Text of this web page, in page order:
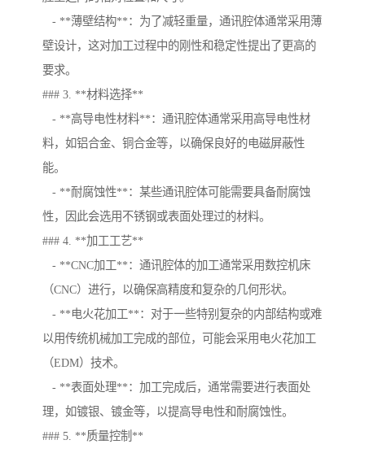
- **薄壁结构**：为了减轻重量，通讯腔体通常采用薄
壁设计，这对加工过程中的刚性和稳定性提出了更高的
要求。
### 3. **材料选择**
- **高导电性材料**：通讯腔体通常采用高导电性材
料，如铝合金、铜合金等，以确保良好的电磁屏蔽性
能。
- **耐腐蚀性**：某些通讯腔体可能需要具备耐腐蚀
性，因此会选用不锈钢或表面处理过的材料。
### 4. **加工工艺**
- **CNC加工**：通讯腔体的加工通常采用数控机床
（CNC）进行，以确保高精度和复杂的几何形状。
- **电火花加工**：对于一些特别复杂的内部结构或难
以用传统机械加工完成的部位，可能会采用电火花加工
（EDM）技术。
- **表面处理**：加工完成后，通常需要进行表面处
理，如镀银、镀金等，以提高导电性和耐腐蚀性。
### 5. **质量控制**